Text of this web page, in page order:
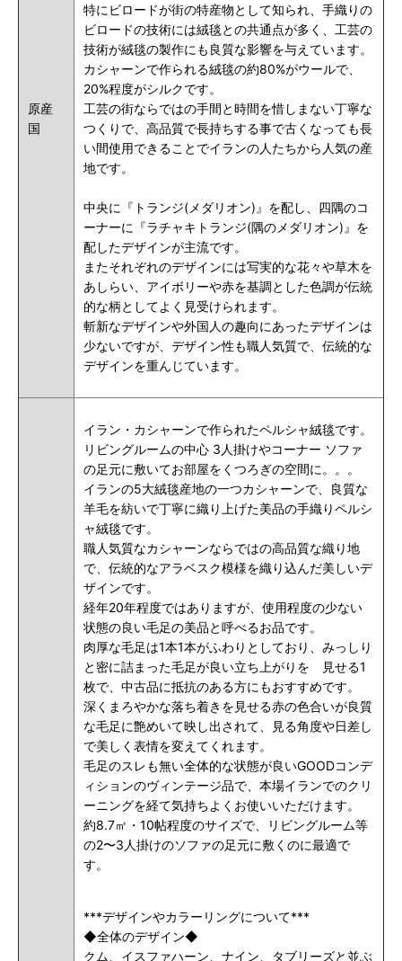
原産
国
特にビロードが街の特産物として知られ、手織りの
ビロードの技術には絨毯との共通点が多く、工芸の
技術が絨毯の製作にも良質な影響を与えています。
カシャーンで作られる絨毯の約80%がウールで、
20%程度がシルクです。
工芸の街ならではの手間と時間を惜しまない丁寧な
つくりで、高品質で長持ちする事で古くなっても長
い間使用できることでイランの人たちから人気の産
地です。
中央に『トランジ(メダリオン)』を配し、四隅のコ
ーナーに『ラチャキトランジ(隅のメダリオン)』を
配したデザインが主流です。
またそれぞれのデザインには写実的な花々や草木を
あしらい、アイボリーや赤を基調とした色調が伝統
的な柄としてよく見受けられます。
斬新なデザインや外国人の趣向にあったデザインは
少ないですが、デザイン性も職人気質で、伝統的な
デザインを重んじています。
イラン・カシャーンで作られたペルシャ絨毯です。
リビングルームの中心 3人掛けやコーナー ソファ
の足元に敷いてお部屋をくつろぎの空間に。。。
イランの5大絨毯産地の一つカシャーンで、良質な
羊毛を紡いで丁寧に織り上げた美品の手織りペルシ
ャ絨毯です。
職人気質なカシャーンならではの高品質な織り地
で、伝統的なアラベスク模様を織り込んだ美しいデ
ザインです。
経年20年程度ではありますが、使用程度の少ない
状態の良い毛足の美品と呼べるお品です。
肉厚な毛足は1本1本がふわりとしており、みっしり
と密に詰まった毛足が良い立ち上がりを 見せる1
枚で、中古品に抵抗のある方にもおすすめです。
深くまろやかな落ち着きを見せる赤の色合いが良質
な毛足に艶めいて映し出されて、見る角度や日差し
で美しく表情を変えてくれます。
毛足のスレも無い全体的な状態が良いGOODコンデ
ィションのヴィンテージ品で、 本場イランでのクリ
ーニングを経て気持ちよくお使いいただけます。
約8.7㎡・10帖程度のサイズで、リビングルーム等
の2〜3人掛けのソファの足元に敷くのに最適で
す。
***デザインやカラーリングについて***
◆全体のデザイン◆
クム、イスファハーン、ナイン、タブリーズと並ぶ